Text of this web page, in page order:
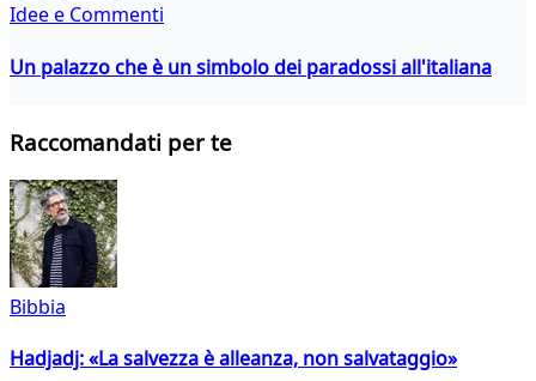
Idee e Commenti
Un palazzo che è un simbolo dei paradossi all'italiana
Raccomandati per te
Bibbia
Hadjadj: «La salvezza è alleanza, non salvataggio»